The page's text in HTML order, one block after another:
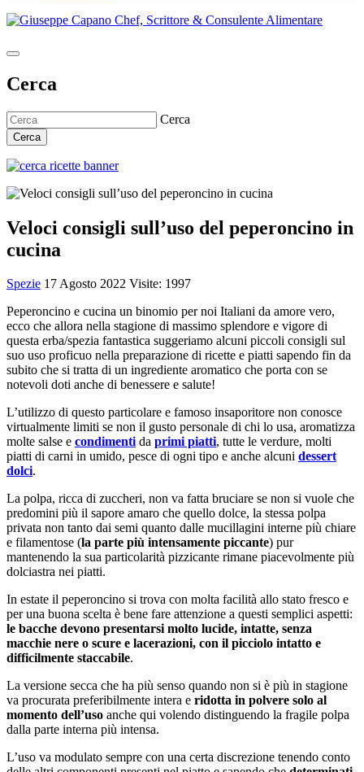
Cerca
Cerca
Cerca
Veloci consigli sull’uso del peperoncino in
cucina
Spezie 17 Agosto 2022 Visite: 1997
Peperoncino e cucina un binomio per noi Italiani da amore vero,
ecco che allora nella stagione di massimo splendore e vigore di
questa erba/spezia fantastica suggeriamo alcuni piccoli consigli sul
suo uso proficuo nella preparazione di ricette e piatti sapendo fin da
subito che si tratta di un ingrediente aromatico che porta con se
notevoli doti anche di benessere e salute!
L’utilizzo di questo particolare e famoso insaporitore non conosce
virtualmente limiti se non il gusto personale di chi lo usa, aromatizza
molte salse e condimentida primi piatti, tutte le verdure, molti
piatti di carni in umido, pesce di ogni tipo e anche alcuni dessert
dolci.
La polpa, ricca di zuccheri, non va fatta bruciare se non si vuole che
predomini più il sapore amaro che quello dolce, la stessa polpa
privata non tanto dai semi quanto dalle mucillagini interne più chiare
e filamentose (la parte più intensamente piccante) pur
mantenendo la sua particolarità pizzicante rimane piacevolmente più
dolciastra nei piatti.
In estate il peperoncino si trova con molta facilità allo stato fresco e
per una buona scelta è bene fare attenzione a questi semplici aspetti:
le bacche devono presentarsi molto lucide, intatte, senza
macchie nere o scure e lacerazioni, con il picciolo intatto e
difficilmente staccabile.
La versione secca che ha più senso quando non si è più in stagione
va procurata preferibilmente intera e ridotta in polvere solo al
momento dell’uso anche qui volendo distinguendo la fragile polpa
dalla parte interna più intensa.
L’uso va modulato sempre con una certa discrezione tenendo conto